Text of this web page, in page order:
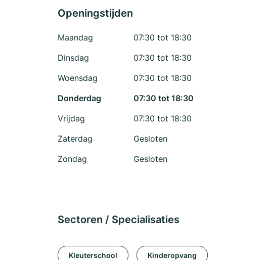
Openingstijden
Maandag
07:30 tot 18:30
Dinsdag
07:30 tot 18:30
Woensdag
07:30 tot 18:30
Donderdag
07:30 tot 18:30
Vrijdag
07:30 tot 18:30
Zaterdag
Gesloten
Zondag
Gesloten
Sectoren / Specialisaties
Kleuterschool Kinderopvang